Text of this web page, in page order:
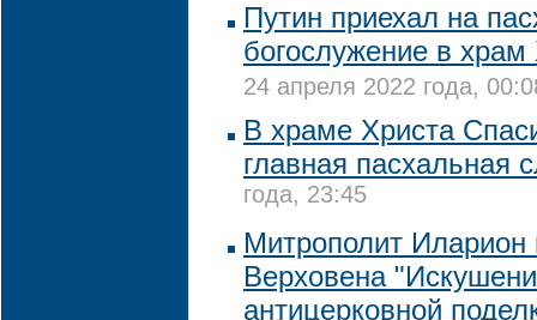
Путин приехал на
богослужение в
24 апреля 2022 года,
В храме Христа
главная пасхальная
года, 23:45
Митрополит
Верховена
антицерковной